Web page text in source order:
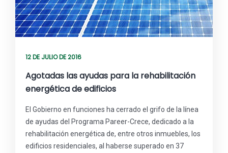
12 DE JULIO DE 2016
Agotadas las ayudas para la rehabilitación
energética de edificios
El Gobierno en funciones ha cerrado el grifo de la línea
de ayudas del Programa Pareer-Crece, dedicado a la
rehabilitación energética de, entre otros inmuebles, los
edificios residenciales, al haberse superado en 37